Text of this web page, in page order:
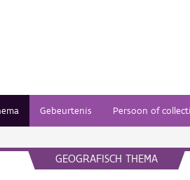
Gebeurtenis Persoon of
GEOGRAFISCH THEMA